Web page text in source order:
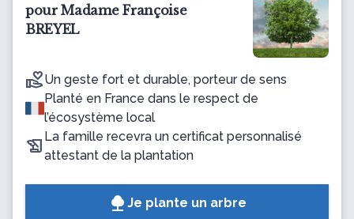
pour Madame Françoise
BREYEL
Un geste fort et durable, porteur de sens
Planté en France dans le respect de
l’écosystème local
La famille recevra un certificat personnalisé
attestant de la plantation
Je plante un arbre